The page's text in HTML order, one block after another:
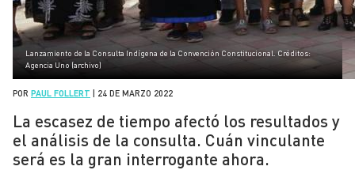
Lanzamiento de la Consulta Indígena de la Convención Constitucional. Créditos:
Agencia Uno (archivo)
POR PAUL FOLLERT 24 DE MARZO 2022
La escasez de tiempo afectó los resultados y
el análisis de la consulta. Cuán vinculante
será es la gran interrogante ahora.